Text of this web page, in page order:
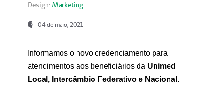
Design: Marketing
04 de maio, 2021
Informamos o novo credenciamento para
atendimentos aos beneficiários da Unimed
Local, Intercâmbio Federativo e Nacional .